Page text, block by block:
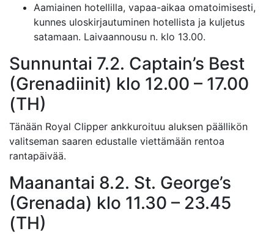
Aamiainen hotellilla, vapaa-aikaa omatoimisesti,
kunnes uloskirjautuminen hotellista ja kuljetus
satamaan. Laivaannousu n. klo 13.00.
Sunnuntai 7.2. Captain’s Best
(Grenadiinit) klo 12.00 – 17.00
(TH)
Tänään Royal Clipper ankkuroituu aluksen päällikön
valitseman saaren edustalle viettämään rentoa
rantapäivää.
Maanantai 8.2. St. George’s
(Grenada) klo 11.30 – 23.45
(TH)